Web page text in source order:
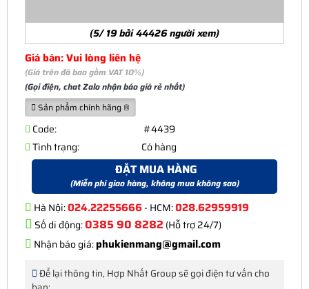
(5/ 19 bởi 44426 người xem)
Giá bán: Vui lòng liên hệ
(Giá trên đã bao gồm VAT 10%)
(Gọi điện, chat Zalo nhận báo giá rẻ nhất)
Sản phẩm chính hãng ®
Code:
#4439
Tình trạng:
Có hàng
ĐẶT MUA HÀNG
(Miễn phí giao hàng, không mua không sao)
Hà Nội:024.22255666- HCM:028.62959919
Số di động:0385 90 8282 (Hỗ trợ 24/7)
Nhận báo giá:phukienmang@gmail.com
Để lại thông tin, Hợp Nhất Group sẽ gọi điện tư vấn cho